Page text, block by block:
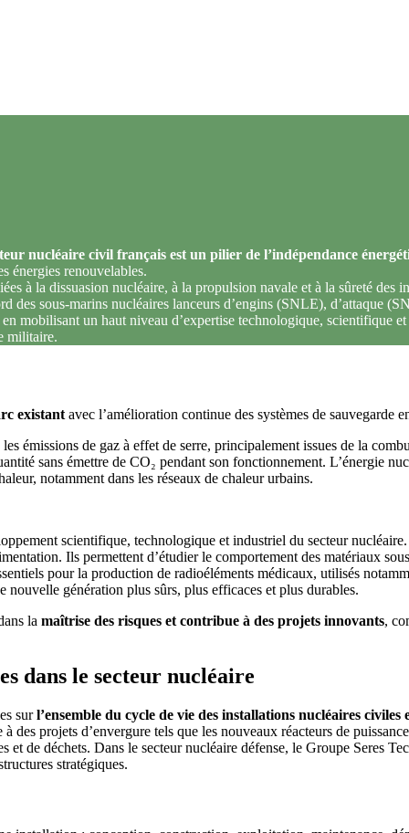
nucléaire civil français est un pilier de l’indépendance
énergies renouvelables.
à la dissuasion nucléaire, à la propulsion navale et à la sûreté
des sous-marins nucléaires lanceurs d’engins (SNLE), d’attaque
mobilisant un haut niveau d’expertise technologique, scientifique
militaire.
existant avec l’amélioration continue des systèmes de sauvegarde
émissions de gaz à effet de serre, principalement issues de la
sans émettre de CO₂ pendant son fonctionnement. L’énergie
notamment dans les réseaux de chaleur urbains.
scientifique, technologique et industriel du secteur
Ils permettent d’étudier le comportement des matériaux
pour la production de radioéléments médicaux, utilisés
génération plus sûrs, plus efficaces et plus durables.
la maîtrise des risques et contribue à des projets innovants,
dans le secteur nucléaire
surl’ensemble du cycle de vie des installations nucléaires civiles
des projets d’envergure tels que les nouveaux réacteurs de
de déchets. Dans le secteur nucléaire défense, le Groupe Seres
stratégiques.